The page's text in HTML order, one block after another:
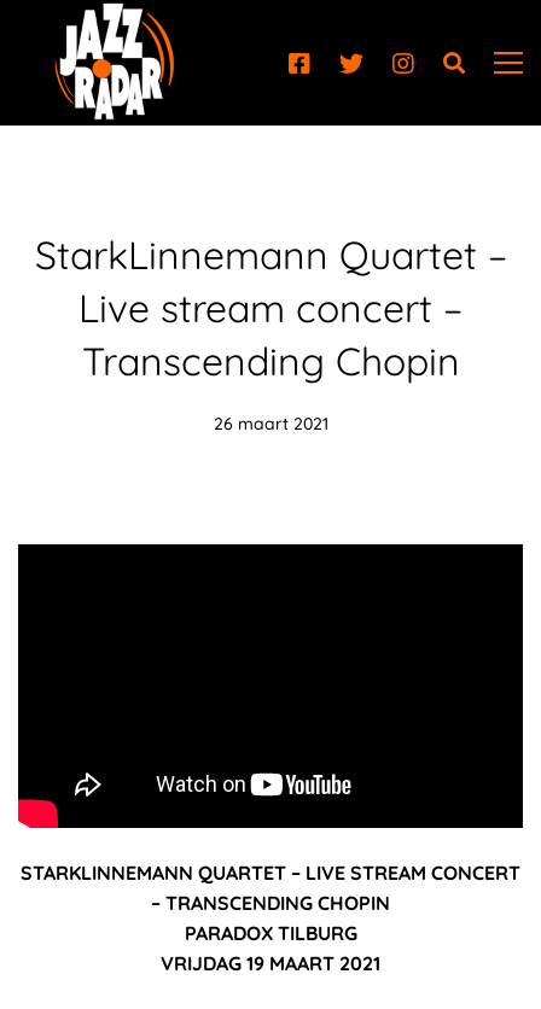
StarkLinnemann Quartet –
Live stream concert –
Transcending Chopin
26 maart 2021
STARKLINNEMANN QUARTET – LIVE STREAM CONCERT
– TRANSCENDING CHOPIN
PARADOX TILBURG
VRIJDAG 19 MAART 2021